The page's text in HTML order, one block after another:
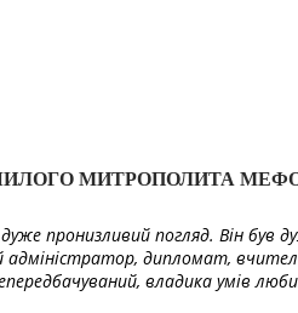
МИТРОПОЛИТА
пронизливий погляд. Він був
адміністратор, дипломат,
владика умів